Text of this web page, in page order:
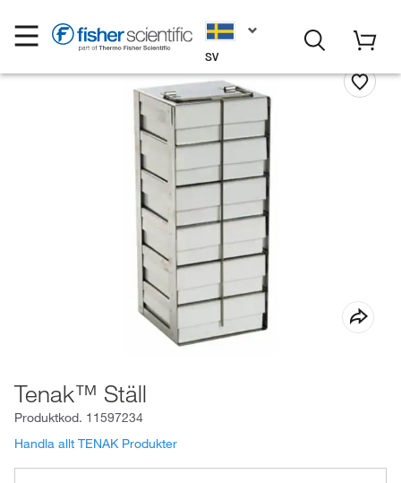
SV
Tenak™ Ställ
Produktkod. 11597234
Handla allt TENAK Produkter